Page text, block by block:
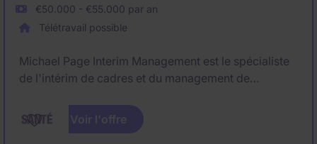
€50.000 - €55.000 par an
Télétravail possible
Michael Page Interim Management est le spécialiste
de l'intérim de cadres et du management de
missions de transformation, de remplacement ou
d'amélioration de la performance.
Voir l'offre